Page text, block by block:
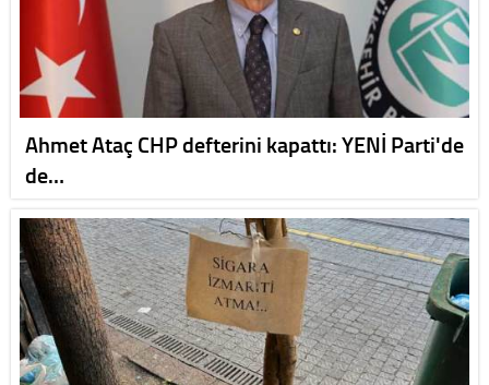
Ahmet Ataç CHP defterini kapattı: YENİ Parti'de
de…